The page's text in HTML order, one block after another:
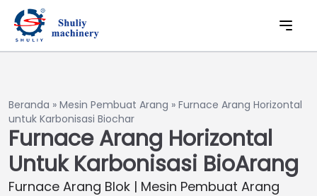
Beranda » Mesin Pembuat Arang » Furnace Arang Horizontal
untuk Karbonisasi Biochar
Furnace Arang Horizontal
Untuk Karbonisasi BioArang
Furnace Arang Blok | Mesin Pembuat Arang